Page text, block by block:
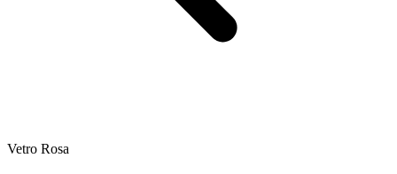
Vetro Rosa